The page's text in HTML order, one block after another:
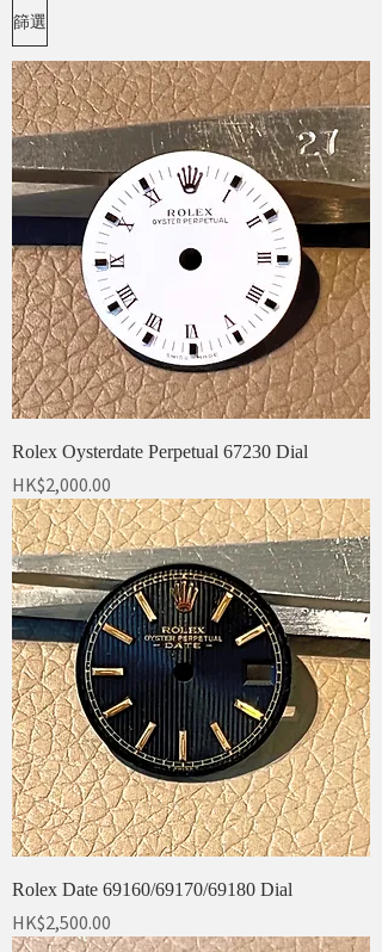
篩選
Rolex Oysterdate Perpetual 67230 Dial
價格
HK$2,000.00
Rolex Date 69160/69170/69180 Dial
價格
HK$2,500.00